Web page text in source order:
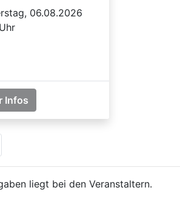
06.08.2026
Infos
liegt bei den Veranstaltern.